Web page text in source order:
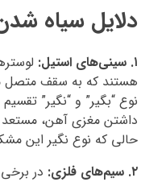
دلایل سیاه
۱. سینی‌های استیل:
هستند که به سقف متصل
نوع “بگیر” و “نگیر”
داشتن مغزی آهن،
حالی که نوع نگیر این
۲. سیم‌های فلزی:
در